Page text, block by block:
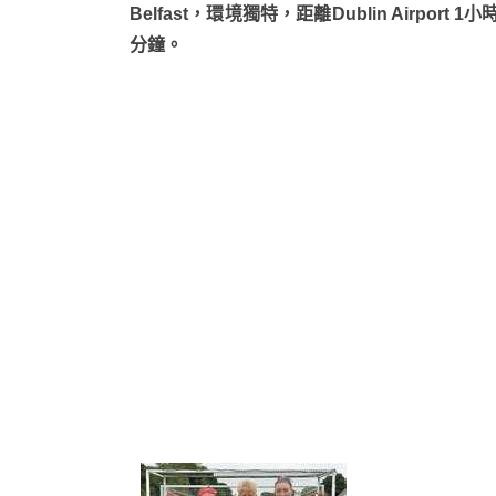
Belfast，環境獨特，距離Dublin Airport 1小
分鐘。